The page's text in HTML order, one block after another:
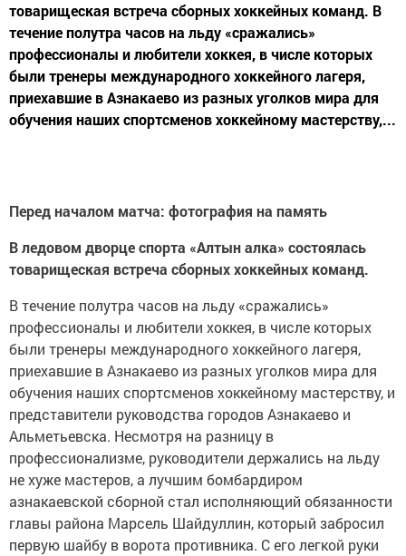
товарищеская встреча сборных хоккейных команд. В
течение полутра часов на льду «сражались»
профессионалы и любители хоккея, в числе которых
были тренеры международного хоккейного лагеря,
приехавшие в Азнакаево из разных уголков мира для
обучения наших спортсменов хоккейному мастерству,...
Перед началом матча: фотография на память
В ледовом дворце спорта «Алтын алка» состоялась
товарищеская встреча сборных хоккейных команд.
В течение полутра часов на льду «сражались»
профессионалы и любители хоккея, в числе которых
были тренеры международного хоккейного лагеря,
приехавшие в Азнакаево из разных уголков мира для
обучения наших спортсменов хоккейному мастерству, и
представители руководства городов Азнакаево и
Альметьевска. Несмотря на разницу в
профессионализме, руководители держались на льду
не хуже мастеров, а лучшим бомбардиром
азнакаевской сборной стал исполняющий обязанности
главы района Марсель Шайдуллин, который забросил
первую шайбу в ворота противника. С его легкой руки